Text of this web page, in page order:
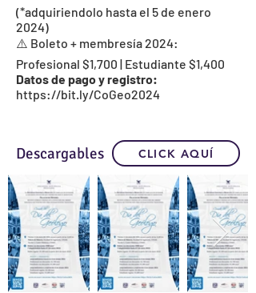
(*adquiriendolo hasta el 5 de enero
2024)
⚠️ Boleto + membresía 2024:
Profesional $1,700 | Estudiante $1,400
Datos de pago y registro:
https://bit.ly/CoGeo2024
Descargables CLICK AQUÍ